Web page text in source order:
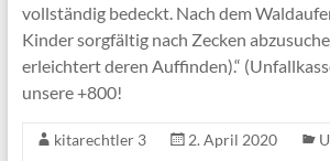
vollständig bedeckt. Nach dem
Kinder sorgfältig nach Zecken
erleichtert deren Auffinden).“
unsere +800!
kitarechtler 3 2. April 2020